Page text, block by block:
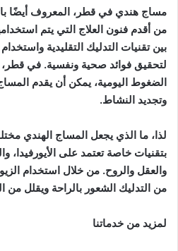
مساج هندي في قطر، المعروف أيضًا
من أقدم فنون العلاج التي يتم
بين تقنيات التدليك التقليدية
لتحقيق فوائد صحية ونفسية. في قطر،
الضغوط اليومية، يمكن أن يقدم
وتجديد النشاط.
لذا، ما الذي يجعل المساج الهندي
بتقنيات خاصة تعتمد على الأيورفيدا،
والعقل والروح. من خلال استخدام
من التدليك الشعور بالراحة ويقلل من
لمزيد من خدماتنا